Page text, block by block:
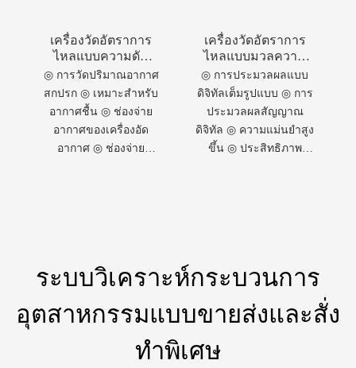
เครื่องวัดอัตราการ
ไหลแบบความดัน
แตกต่างความแม่นยำ
สูง รุ่น CI-FT201-
xW
◎ การวัดปริมาณอากาศ
สกปรก ◎ เหมาะสำหรับ
อากาศชื้น ◎ ช่องจ่าย
อากาศของเครื่องอัด
อากาศ ◎ ช่องจ่าย
เครื่องวัดอัตราการ
ไหลแบบมวลความ
ร้อน CI-
FT211x/212x ซีรีส์
บำรุงรักษาง่าย
◎ การประมวลผลแบบ
ดิจิทัลเต็มรูปแบบ ◎ การ
ประมวลผลสัญญาณ
ดิจิทัล ◎ ความแม่นยำสูง
ขึ้น ◎ ประสิทธิภาพ
ระบบวิเคราะห์กระบวนการ
อุตสาหกรรมแบบขายส่งและสั่ง
ทำพิเศษ